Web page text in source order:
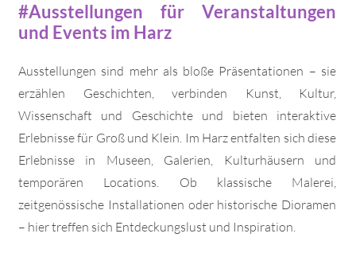
#Ausstellungen für Veranstaltungen
und Events im Harz
Ausstellungen sind mehr als bloße Präsentationen – sie
erzählen Geschichten, verbinden Kunst, Kultur,
Wissenschaft und Geschichte und bieten interaktive
Erlebnisse für Groß und Klein. Im Harz entfalten sich diese
Erlebnisse in Museen, Galerien, Kulturhäusern und
temporären Locations. Ob klassische Malerei,
zeitgenössische Installationen oder historische Dioramen
– hier treffen sich Entdeckungslust und Inspiration.